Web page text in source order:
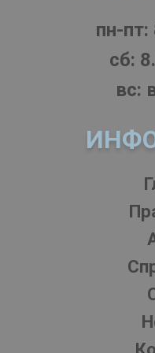
пн-
cб:
вс: